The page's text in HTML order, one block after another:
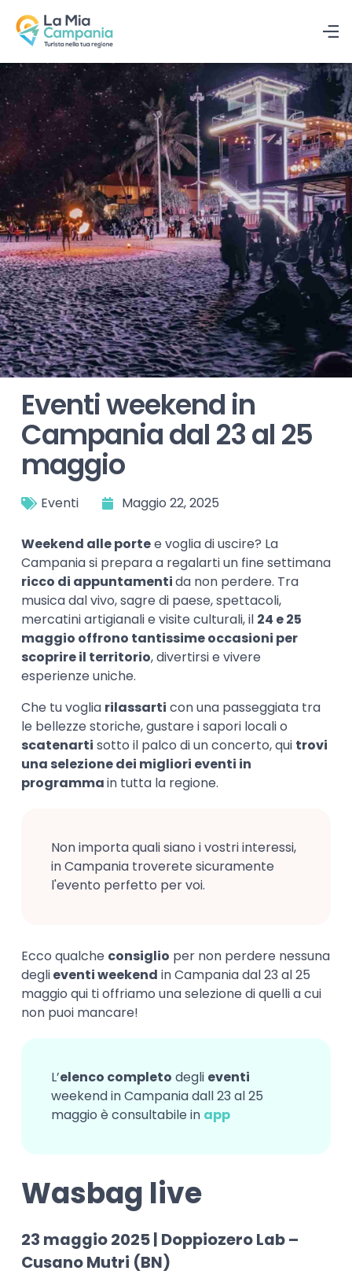
Eventi weekend in
Campania dal 23 al 25
maggio
Eventi Maggio 22, 2025
Weekend alle portee voglia di uscire? La
Campania si prepara a regalarti un fine settimana
ricco di appuntamentida non perdere. Tra
musica dal vivo, sagre di paese, spettacoli,
mercatini artigianali e visite culturali, il 24 e 25
maggio offrono tantissime occasioni per
scoprire il territorio, divertirsi e vivere
esperienze uniche.
Che tu voglia rilassarti con una passeggiata tra
le bellezze storiche, gustare i sapori locali o
scatenarti sotto il palco di un concerto, qui trovi
una selezione dei migliori eventi in
programmain tutta la regione.
Non importa quali siano i vostri interessi,
in Campania troverete sicuramente
l'evento perfetto per voi.
Ecco qualche consiglio per non perdere nessuna
deglieventi weekend in Campania dal 23 al 25
maggio qui ti offriamo una selezione di quelli a cui
non puoi mancare!
L’elenco completo degli eventi
weekend in Campania dall 23 al 25
maggio è consultabile in app
Wasbag live
23 maggio 2025 | Doppiozero Lab –
Cusano Mutri (BN)